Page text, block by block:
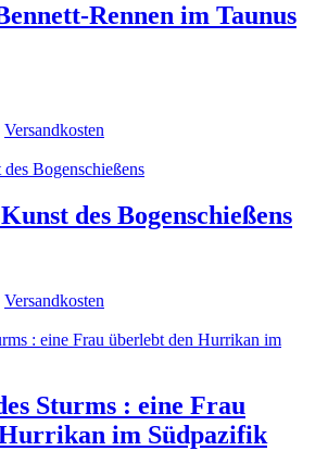
Rennen im Taunus
Versandkosten
des Bogenschießens
Versandkosten
Sturms : eine Frau
im Südpazifik